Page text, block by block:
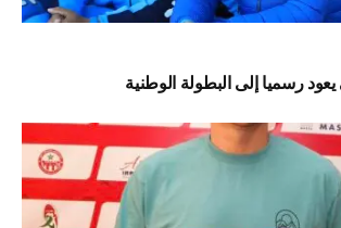
رسميا إلى البطولة الوطنية